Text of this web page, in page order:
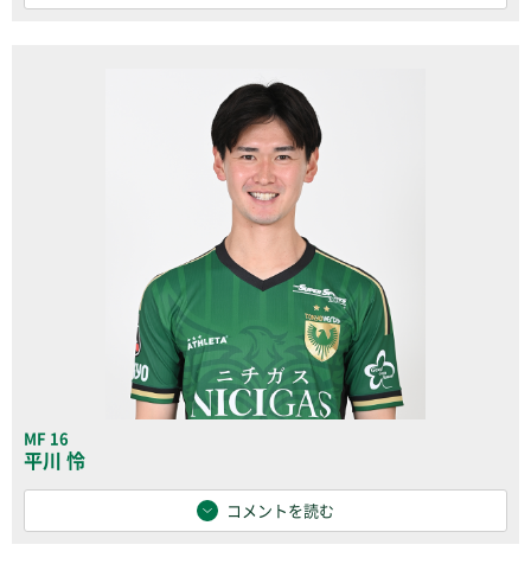
MF 16
平川 怜
コメントを読む